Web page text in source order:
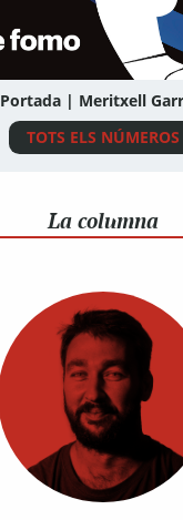
Portada | Meritxell
TOTS ELS NÚMEROS
La columna